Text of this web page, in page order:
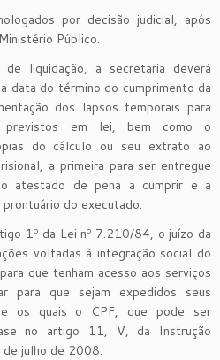
por decisão judicial, após
Público.
liquidação, a secretaria deverá
data do término do cumprimento da
dos lapsos temporais para
previstos em lei, bem como o
do cálculo ou seu extrato ao
a primeira para ser entregue
atestado de pena a cumprir e a
prontuário do executado.
1º da Lei nº 7.210/84, o juízo da
voltadas à integração social do
que tenham acesso aos serviços
para que sejam expedidos seus
os quais o CPF, que pode ser
no artigo 11, V, da Instrução
julho de 2008.